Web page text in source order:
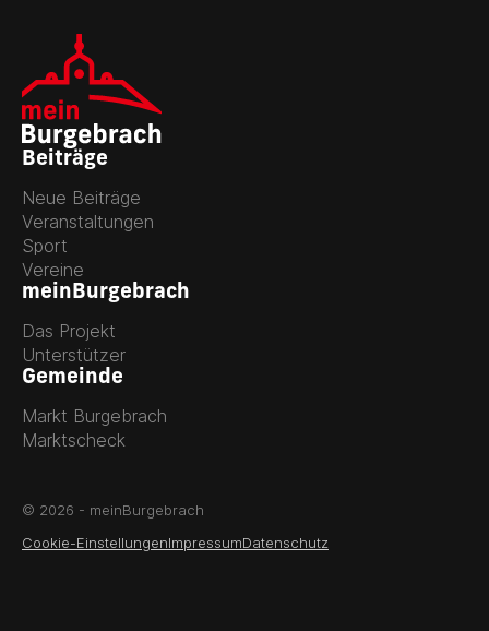
Beiträge
Neue Beiträge
Veranstaltungen
Sport
Vereine
meinBurgebrach
Das Projekt
Unterstützer
Gemeinde
Markt Burgebrach
Marktscheck
© 2026 - meinBurgebrach
Cookie-EinstellungenImpressumDatenschutz